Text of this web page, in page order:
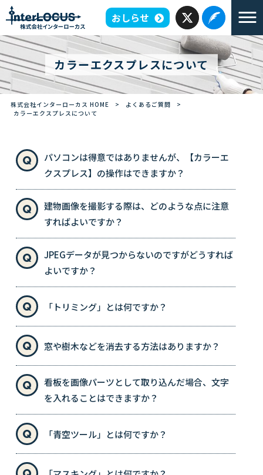
おしらせ
カラーエクスプレスについて
株式会社インターローカス HOME > よくあるご質問
>
カラーエクスプレスについて
パソコンは得意ではありませんが、【カラーエ
クスプレス】の操作はできますか？
建物画像を撮影する際は、どのような点に注意
すればよいですか？
JPEGデータが見つからないのですがどうすれば
よいですか？
「トリミング」とは何ですか？
窓や樹木などを消去する方法はありますか？
看板を画像パーツとして取り込んだ場合、文字
を入れることはできますか？
「青空ツール」とは何ですか？